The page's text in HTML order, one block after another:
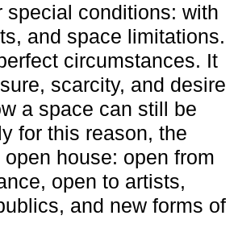
conditions: with
and space limitations.
circumstances. It
scarcity, and desire
a space can still be
for this reason, the
house: open from
open to artists,
and new forms of